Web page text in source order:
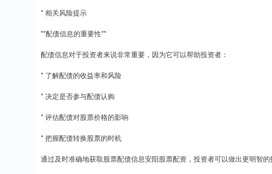
* 相关风险提示
**配债信息的重要性**
配债信息对于投资者来说非常重要，因为它可以帮助投资者：
* 了解配债的收益率和风险
* 决定是否参与配债认购
* 评估配债对股票价格的影响
* 把握配债转换股票的时机
通过及时准确地获取股票配债信息安阳股票配资，投资者可以做出更明智的